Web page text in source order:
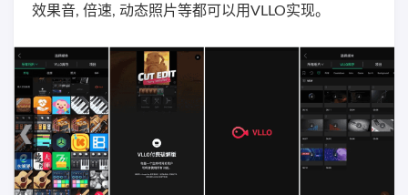
效果音, 倍速, 动态照片等都可以用VLLO实现。